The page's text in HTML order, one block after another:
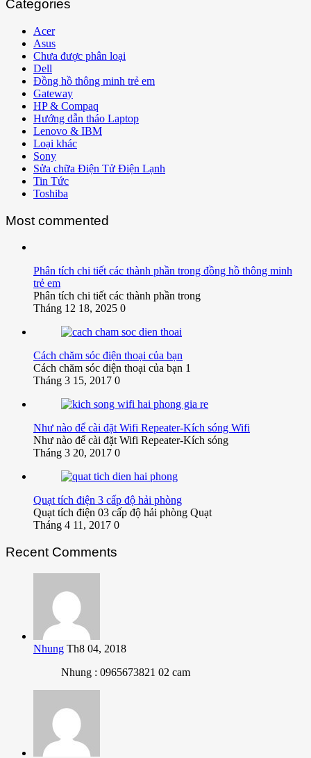
Categories
Acer
Asus
Chưa được phân loại
Dell
Đồng hồ thông minh trẻ em
Gateway
HP & Compaq
Hướng dẫn tháo Laptop
Lenovo & IBM
Loại khác
Sony
Sửa chữa Điện Tử Điện Lạnh
Tin Tức
Toshiba
Most commented
Phân tích chi tiết các thành phần trong đồng hồ thông minh
trẻ em
Phân tích chi tiết các thành phần trong
Tháng 12 18, 2025 0
Cách chăm sóc điện thoại của bạn
Cách chăm sóc điện thoại của bạn 1
Tháng 3 15, 2017 0
Như nào để cài đặt Wifi Repeater-Kích sóng Wifi
Như nào để cài đặt Wifi Repeater-Kích sóng
Tháng 3 20, 2017 0
Quạt tích điện 3 cấp độ hải phòng
Quạt tích điện 03 cấp độ hải phòng Quạt
Tháng 4 11, 2017 0
Recent Comments
Nhung Th8 04, 2018
Nhung : 0965673821 02 cam